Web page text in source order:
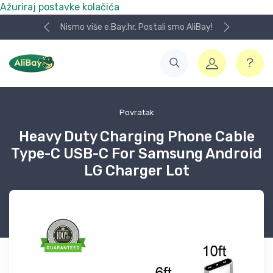
Ažuriraj postavke kolačića
Nismo više e.Bay.hr. Postali smo AliBay!
Povratak
Heavy Duty Charging Phone Cable
Type-C USB-C For Samsung Android
LG Charger Lot